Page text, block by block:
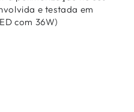
e testada em
com 36W)